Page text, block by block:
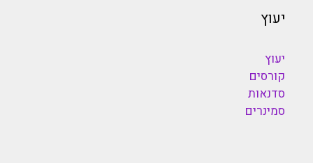
יעוץ
יעוץ
קורסים
סדנאות
סמינרים